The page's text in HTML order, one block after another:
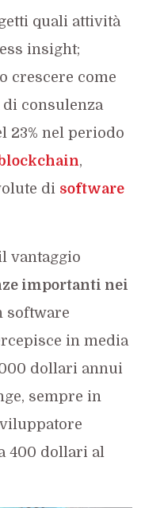
quali attività
insight;
crescere come
di consulenza
23% nel periodo
blockchain,
di software
vantaggio
importanti nei
software
in media
dollari annui
sempre in
400 dollari al